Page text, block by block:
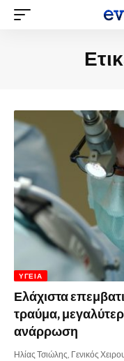
ΥΓΕΊΑ
Ελάχιστα
τραύμα,
ανάρρωση
Ηλίας Τσιώλης, Γενικός